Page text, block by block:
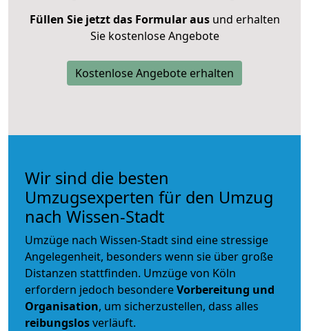
Füllen Sie jetzt das Formular ausund erhalten
Sie kostenlose Angebote
Kostenlose Angebote erhalten
Wir sind die besten
Umzugsexperten für den Umzug
nach Wissen-Stadt
Umzüge nach Wissen-Stadt sind eine stressige
Angelegenheit, besonders wenn sie über große
Distanzen stattfinden. Umzüge von Köln
erfordern jedoch besondereVorbereitung und
Organisation, um sicherzustellen, dass alles
reibungslosverläuft.